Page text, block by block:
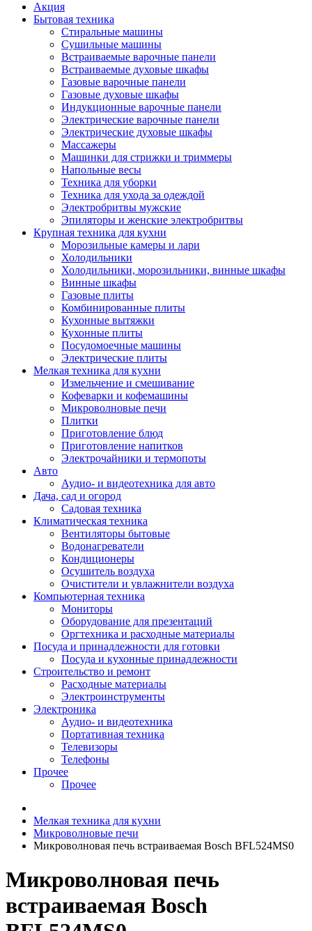
Акция
Бытовая техника
Стиральные машины
Сушильные машины
Встраиваемые варочные панели
Встраиваемые духовые шкафы
Газовые варочные панели
Газовые духовые шкафы
Индукционные варочные панели
Электрические варочные панели
Электрические духовые шкафы
Массажеры
Машинки для стрижки и триммеры
Напольные весы
Техника для уборки
Техника для ухода за одеждой
Электробритвы мужские
Эпиляторы и женские электробритвы
Крупная техника для кухни
Морозильные камеры и лари
Холодильники
Холодильники, морозильники, винные шкафы
Винные шкафы
Газовые плиты
Комбинированные плиты
Кухонные вытяжки
Кухонные плиты
Посудомоечные машины
Электрические плиты
Мелкая техника для кухни
Измельчение и смешивание
Кофеварки и кофемашины
Микроволновые печи
Плитки
Приготовление блюд
Приготовление напитков
Электрочайники и термопоты
Авто
Аудио- и видеотехника для авто
Дача, сад и огород
Садовая техника
Климатическая техника
Вентиляторы бытовые
Водонагреватели
Кондиционеры
Осушитель воздуха
Очистители и увлажнители воздуха
Компьютерная техника
Мониторы
Оборудование для презентаций
Оргтехника и расходные материалы
Посуда и принадлежности для готовки
Посуда и кухонные принадлежности
Строительство и ремонт
Расходные материалы
Электроинструменты
Электроника
Аудио- и видеотехника
Портативная техника
Телевизоры
Телефоны
Прочее
Прочее
Мелкая техника для кухни
Микроволновые печи
Микроволновая печь встраиваемая Bosch BFL524MS0
Микроволновая печь
встраиваемая Bosch